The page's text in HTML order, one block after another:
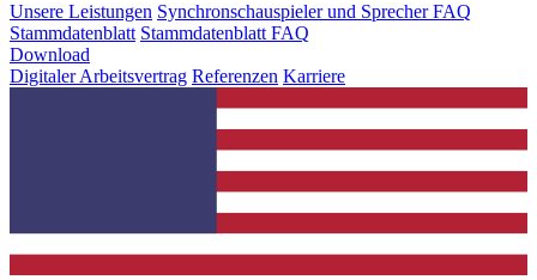
Unsere Leistungen Synchronschauspieler und Sprecher FAQ
Stammdatenblatt Stammdatenblatt FAQ
Download
Digitaler Arbeitsvertrag Referenzen Karriere